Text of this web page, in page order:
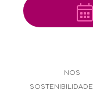
NOS
SOSTENIBILIDADE